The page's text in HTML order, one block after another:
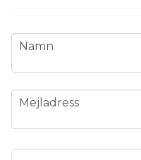
name
Namn
email
Mejladress